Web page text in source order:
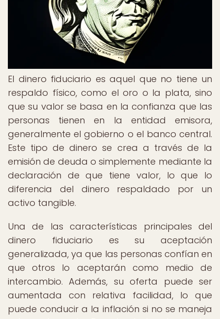
El dinero fiduciario es aquel que no tiene un
respaldo físico, como el oro o la plata, sino
que su valor se basa en la confianza que las
personas tienen en la entidad emisora,
generalmente el gobierno o el banco central.
Este tipo de dinero se crea a través de la
emisión de deuda o simplemente mediante la
declaración de que tiene valor, lo que lo
diferencia del dinero respaldado por un
activo tangible.
Una de las características principales del
dinero fiduciario es su aceptación
generalizada, ya que las personas confían en
que otros lo aceptarán como medio de
intercambio. Además, su oferta puede ser
aumentada con relativa facilidad, lo que
puede conducir a la inflación si no se maneja